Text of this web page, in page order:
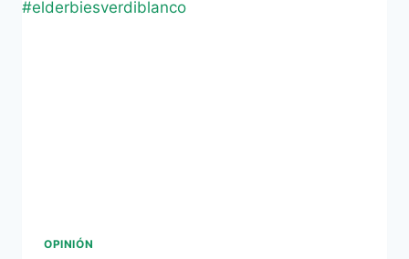
A
OPINIÓN